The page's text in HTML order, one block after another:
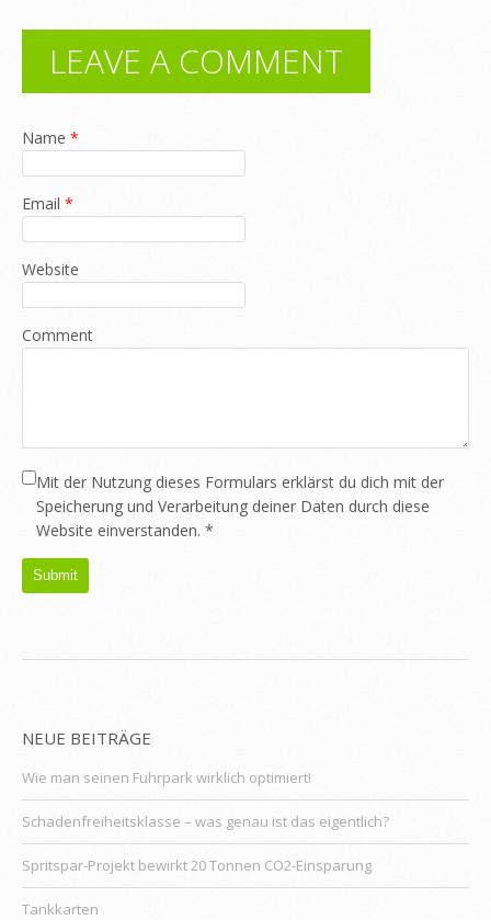
LEAVE A COMMENT
Name *
Email *
Website
Comment
Mit der Nutzung dieses Formulars erklärst du dich mit der
Speicherung und Verarbeitung deiner Daten durch diese
Website einverstanden. *
NEUE BEITRÄGE
Wie man seinen Fuhrpark wirklich optimiert!
Schadenfreiheitsklasse – was genau ist das eigentlich?
Spritspar-Projekt bewirkt 20 Tonnen CO2-Einsparung
Tankkarten